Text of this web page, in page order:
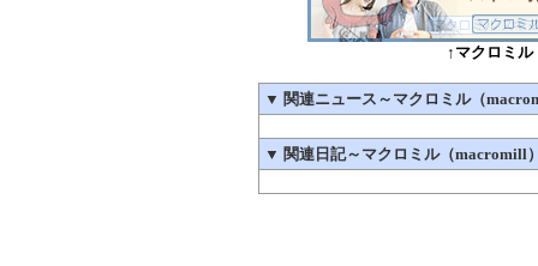
↑マクロミ
▼ 関連ニュース～マクロミル（
▼ 関連日記～マクロミル（macromill